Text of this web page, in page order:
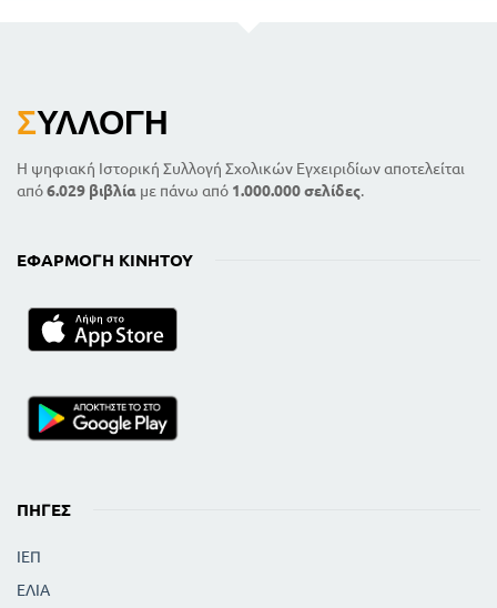
ΣΥΛΛΟΓΉ
Η ψηφιακή Ιστορική Συλλογή Σχολικών Εγχειριδίων αποτελείται
από6.029 βιβλία με πάνω από 1.000.000 σελίδες.
ΕΦΑΡΜΟΓΉ ΚΙΝΗΤΟΎ
ΠΗΓΈΣ
ΙΕΠ
ΕΛΙΑ